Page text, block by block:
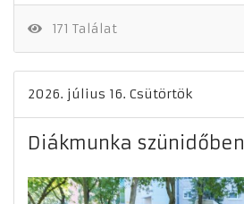
171 Találat
2026. július 16. Csütörtök
Diákmunka szünidőben